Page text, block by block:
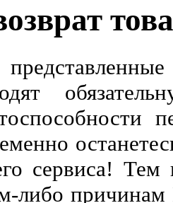
сервиса! Тем
либо